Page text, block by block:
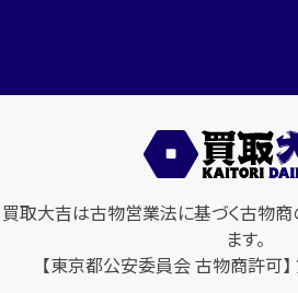
買取大吉は古物営業法に基づく古物商
ます。
【東京都公安委員会 古物商許可